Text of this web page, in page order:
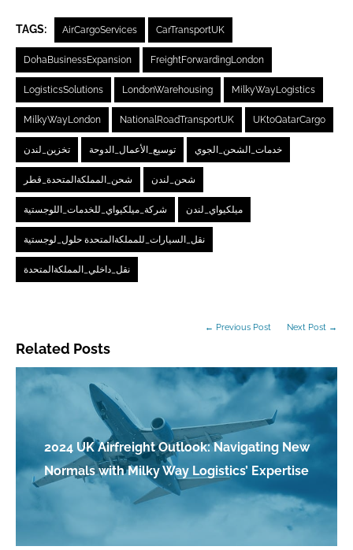
TAGS: AirCargoServices CarTransportUK
DohaBusinessExpansion FreightForwardingLondon
LogisticsSolutions LondonWarehousing MilkyWayLogistics
MilkyWayLondon NationalRoadTransportUK UKtoQatarCargo
تخزين_لندن توسيع_الأعمال_الدوحة خدمات_الشحن_الجوي
شحن_المملكةالمتحدة_قطر شحن_لندن
شركة_ميلكيواي_للخدمات_اللوجستية ميلكيواي_لندن
نقل_السيارات_للمملكةالمتحدة حلول_لوجستية
نقل_داخلي_المملكةالمتحدة
Related Posts
← Previous Post Next Post →
2024 UK Airfreight Outlook: Navigating New
Normals with Milky Way Logistics’ Expertise